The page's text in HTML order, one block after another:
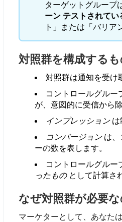
ターゲットグループ
ーン テストされて
ト」または「バリア
対照群を構成する
対照群は通知を受け
コントロールグルー
が、意図的に受信から
インプレッション は
コンバージョン は
ーの数を表します。
コントロールグルー
ったもの として計算さ
なぜ対照群が必要
マーケターとして、あなた